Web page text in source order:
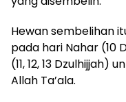
Hewan sembelihan
pada hari Nahar (10
(11, 12, 13
Allah Ta’ala.